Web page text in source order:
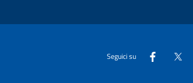
Seguici su